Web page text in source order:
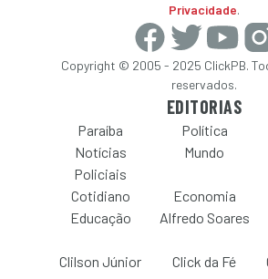
Privacidade.
Copyright © 2005 - 2025 ClickPB.
reservados.
EDITORIAS
Paraíba Política
Notícias
Policiais
Mundo
Cotidiano Economia
Educação
Alfredo Soares
Clilson Júnior
Click da Fé